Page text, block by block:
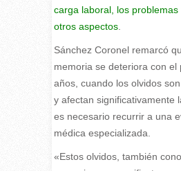
carga laboral, los problemas
otros aspectos.
Sánchez Coronel remarcó
memoria se deteriora con el
años, cuando los olvidos
y afectan significativamente
es necesario recurrir a una
médica especializada.
«Estos olvidos, también